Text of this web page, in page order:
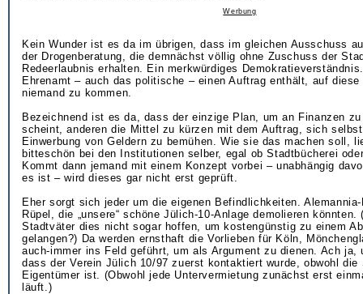
Werbung
Kein Wunder ist es da im übrigen, dass im gleichen Ausschuss
der Drogenberatung, die demnächst völlig ohne Zuschuss der
Redeerlaubnis erhalten. Ein merkwürdiges
Ehrenamt – auch das politische – einen Auftrag enthält, auf
niemand zu kommen.
Bezeichnend ist es da, dass der einzige Plan, um an Finanzen
scheint, anderen die Mittel zu kürzen mit dem Auftrag, sich
Einwerbung von Geldern zu bemühen. Wie sie das machen soll,
bitteschön bei den Institutionen selber, egal ob Stadtbücherei
Kommt dann jemand mit einem Konzept vorbei – unabhängig
es ist – wird dieses gar nicht erst geprüft.
Eher sorgt sich jeder um die eigenen Befindlichkeiten.
Rüpel, die „unsere“ schöne Jülich-10-Anlage demolieren könnten.
Stadtväter dies nicht sogar hoffen, um kostengünstig zu einem
gelangen?) Da werden ernsthaft die Vorlieben für Köln,
auch-immer ins Feld geführt, um als Argument zu dienen. Ach ja,
dass der Verein Jülich 10/97 zuerst kontaktiert wurde, obwohl die
Eigentümer ist. (Obwohl jede Untervermietung zunächst erst
läuft.)